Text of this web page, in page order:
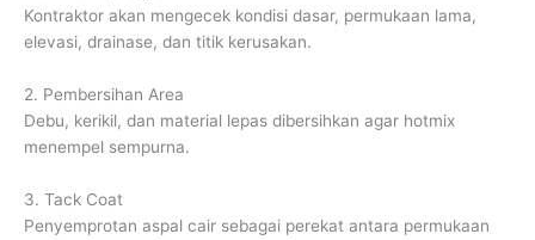
Kontraktor akan mengecek kondisi dasar, permukaan lama,
elevasi, drainase, dan titik kerusakan.
2. Pembersihan Area
Debu, kerikil, dan material lepas dibersihkan agar hotmix
menempel sempurna.
3. Tack Coat
Penyemprotan aspal cair sebagai perekat antara permukaan